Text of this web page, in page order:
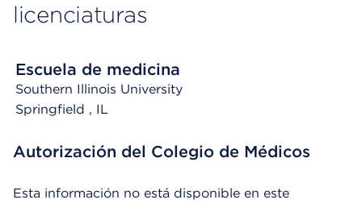
licenciaturas
Escuela de medicina
Southern Illinois University
Springfield , IL
Autorización del Colegio de Médicos
Esta información no está disponible en este